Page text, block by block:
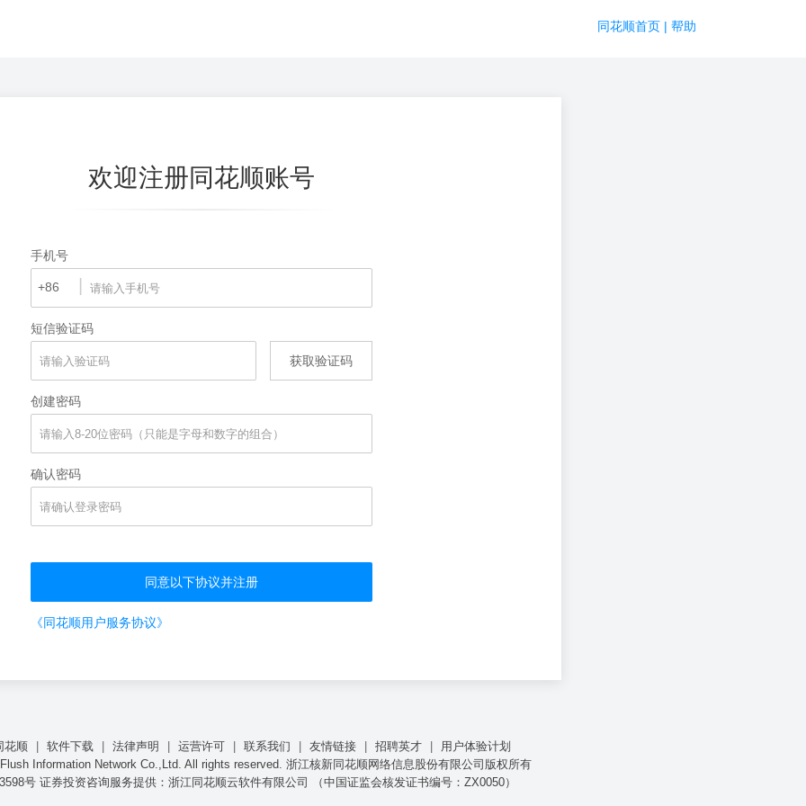
同花顺首页 | 帮助
欢迎注册同花顺账号
手机号
+86
短信验证码
获取验证码
创建密码
确认密码
同意以下协议并注册
《同花顺用户服务协议》
花顺 软件下载 法律声明 运营许可 联系我们 友情链接 招聘英才
用户体验计划
Information Network Co.,Ltd. All rights reserved. 浙江核新同花顺网络信息股份有限公司版权所有
号 证券投资咨询服务提供：浙江同花顺云软件有限公司 （中国证监会核发证书编号：ZX0050）